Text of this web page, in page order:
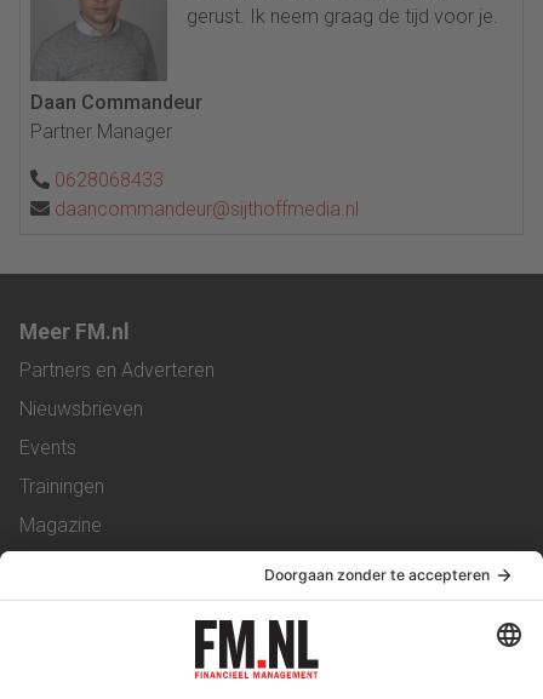
gerust. Ik neem graag de tijd voor je.
Daan Commandeur
Partner Manager
0628068433
daancommandeur@sijthoffmedia.nl
Meer FM.nl
Partners en Adverteren
Nieuwsbrieven
Events
Trainingen
Magazine
Service & Contact